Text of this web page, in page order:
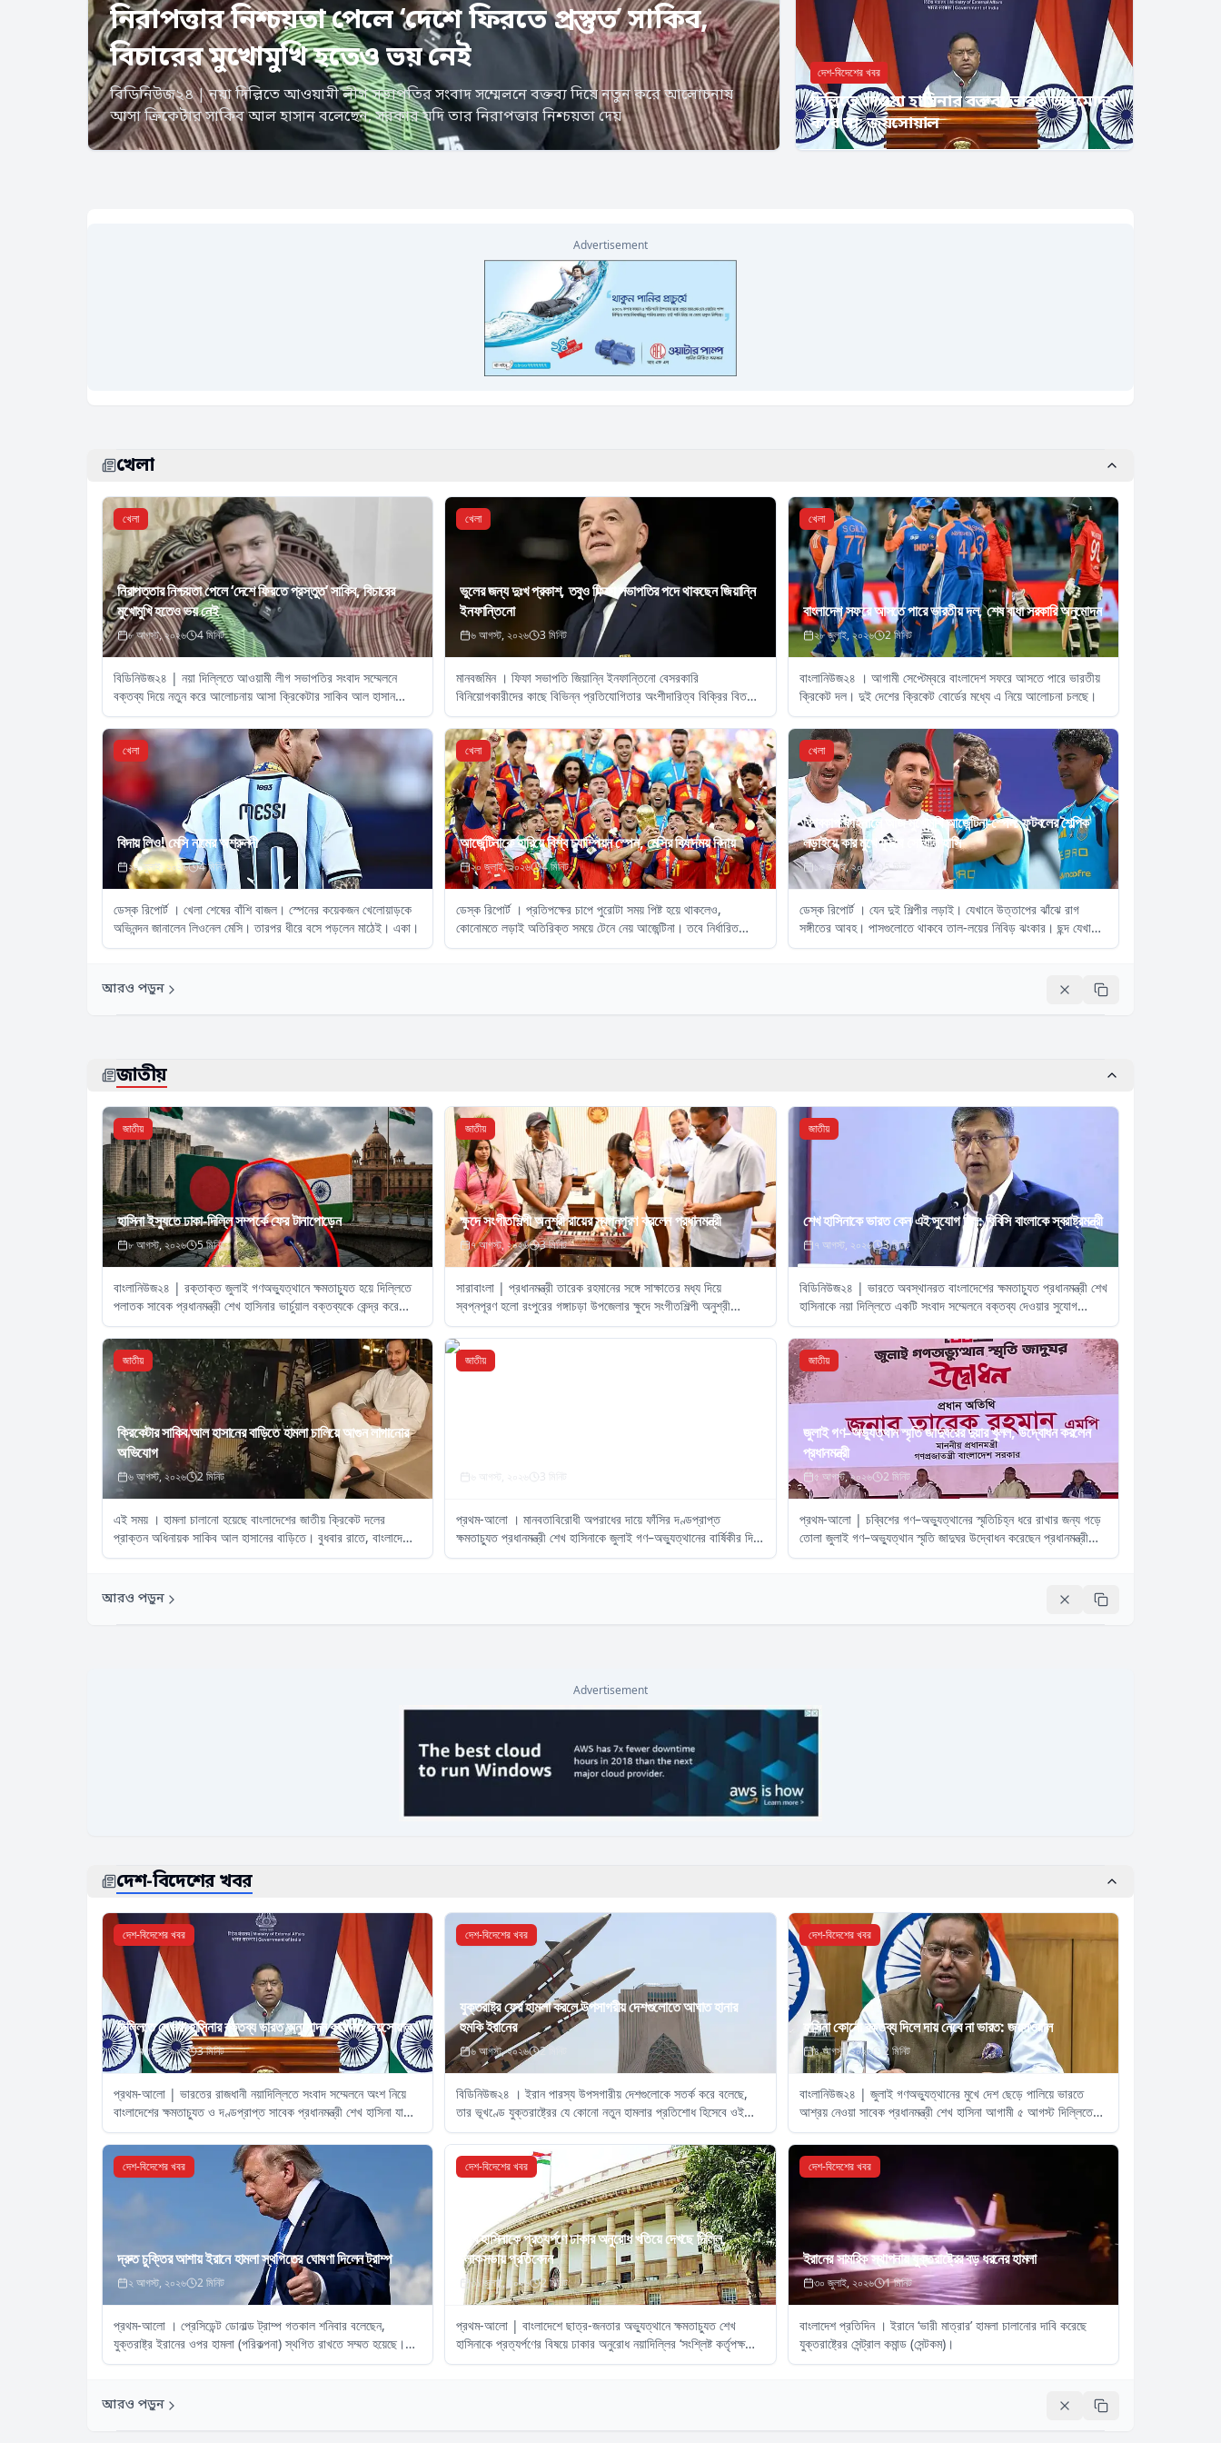
নিরাপত্তার নিশ্চয়তা পেলে ‘দেশে ফিরতে প্রস্তুত’ সাকিব,
বিচারের মুখোমুখি হতেও ভয় নেই
বিডিনিউজ২৪ | নয়া দিল্লিতে আওয়ামী লীগ সভাপতির সংবাদ সম্মেলনে বক্তব্য দিয়ে নতুন করে আলোচনায়
আসা ক্রিকেটার সাকিব আল হাসান বলেছেন, সরকার যদি তার নিরাপত্তার নিশ্চয়তা দেয়
দেশ-বিদেশের খবর
দিল্লিতে দেওয়া হাসিনার বক্তব্য ভারত অনুমোদন
করে না: জয়সোয়াল
Advertisement
খেলা
খেলা
নিরাপত্তার নিশ্চয়তা পেলে ‘দেশে ফিরতে প্রস্তুত’ সাকিব, বিচারের
মুখোমুখি হতেও ভয় নেই
৮ আগস্ট, ২০২৬ 4মিনিট
বিডিনিউজ২৪ | নয়া দিল্লিতে আওয়ামী লীগ সভাপতির সংবাদ সম্মেলনে
বক্তব্য দিয়ে নতুন করে আলোচনায় আসা ক্রিকেটার সাকিব আল হাসান
বলেছেন, সরকার যদি তার নিরাপত্তার নিশ্চয়তা দেয়
খেলা
ভুলের জন্য দুঃখ প্রকাশ, তবুও ফিফা সভাপতির পদে থাকছেন জিয়ান্নি
ইনফান্তিনো
৬ আগস্ট, ২০২৬ 3মিনিট
মানবজমিন । ফিফা সভাপতি জিয়ান্নি ইনফান্তিনো বেসরকারি
বিনিয়োগকারীদের কাছে বিভিন্ন প্রতিযোগিতার অংশীদারিত্ব বিক্রির বিতর্কিত
পরিকল্পনায় নিজের ‘ভুলের’ জন্য দুঃখ প্রকাশ করেছেন।
খেলা
বাংলাদেশ সফরে আসতে পারে ভারতীয় দল, শেষ বাধা সরকারি অনুমোদন
২৮ জুলাই, ২০২৬ 2মিনিট
বাংলানিউজ২৪ । আগামী সেপ্টেম্বরে বাংলাদেশ সফরে আসতে পারে ভারতীয়
ক্রিকেট দল। দুই দেশের ক্রিকেট বোর্ডের মধ্যে এ নিয়ে আলোচনা চলছে।
খেলা
বিদায় লিও! মেসি নামের অশ্রুনদী
২০ জুলাই, ২০২৬ 4মিনিট
ডেস্ক রিপোর্ট । খেলা শেষের বাঁশি বাজল। স্পেনের কয়েকজন খেলোয়াড়কে
অভিনন্দন জানালেন লিওনেল মেসি। তারপর ধীরে বসে পড়লেন মাঠেই। একা।
খেলা
আর্জেন্টিনাকে হারিয়ে বিশ্ব চ্যাম্পিয়ন স্পেন, মেসির বিষাদময় বিদায়
২০ জুলাই, ২০২৬ 4মিনিট
ডেস্ক রিপোর্ট । প্রতিপক্ষের চাপে পুরোটা সময় পিষ্ট হয়ে থাকলেও,
কোনোমতে লড়াই অতিরিক্ত সময়ে টেনে নেয় আজেন্টিনা। তবে নির্ধারিত
সময়ের শেষ মুহূর্তে ১০ জনের দলে পরিণত হওয়ায়, আরও কোণঠাসা হয়ে পড়ে
খেলা
বিশ্বকাপ ফাইনালে আজ মুখোমুখি আর্জেন্টিনা-স্পেন: ফুটবলের শৈল্পিক
লড়াইয়ে কার মুখে ফুটবে সোনালি হাসি
১৯ জুলাই, ২০২৬ 5মিনিট
ডেস্ক রিপোর্ট । যেন দুই শিল্পীর লড়াই। যেখানে উত্তাপের ঝাঁঝে রাগ
সঙ্গীতের আবহ। পাসগুলোতে থাকবে তাল-লয়ের নিবিড় ঝংকার। ছন্দ যেখানে
ফুটবে ফুটবলের সুর হয়ে।
আরও পড়ুন
জাতীয়
জাতীয়
হাসিনা ইস্যুতে ঢাকা-দিল্লি সম্পর্কে ফের টানাপোড়েন
৮ আগস্ট, ২০২৬ 5মিনিট
বাংলানিউজ২৪ | রক্তাক্ত জুলাই গণঅভ্যুত্থানে ক্ষমতাচ্যুত হয়ে দিল্লিতে
পলাতক সাবেক প্রধানমন্ত্রী শেখ হাসিনার ভার্চুয়াল বক্তব্যকে কেন্দ্র করে
বাংলাদেশ ও ভারতের সম্পর্কে নতুন করে কূটনৈতিক টানাপোড়েন শুরু
জাতীয়
ক্ষুদে সংগীতশিল্পী অনুশ্রী রায়ের স্বপ্নপূরণ করলেন প্রধানমন্ত্রী
৭ আগস্ট, ২০২৬ 3মিনিট
সারাবাংলা | প্রধানমন্ত্রী তারেক রহমানের সঙ্গে সাক্ষাতের মধ্য দিয়ে
স্বপ্নপূরণ হলো রংপুরের গঙ্গাচড়া উপজেলার ক্ষুদে সংগীতশিল্পী অনুশ্রী
রায়ের। বাবা-মাকে সঙ্গে নিয়ে বৃহস্পতিবার (৬ আগস্ট) সচিবালয়ে
জাতীয়
শেখ হাসিনাকে ভারত কেন এই সুযোগ দিল: বিবিসি বাংলাকে স্বরাষ্ট্রমন্ত্রী
৭ আগস্ট, ২০২৬ 3মিনিট
বিডিনিউজ২৪ | ভারতে অবস্থানরত বাংলাদেশের ক্ষমতাচ্যুত প্রধানমন্ত্রী শেখ
হাসিনাকে নয়া দিল্লিতে একটি সংবাদ সম্মেলনে বক্তব্য দেওয়ার সুযোগ
দেওয়ায় ভারত সরকারের ভূমিকা নিয়ে প্রশ্ন তুলেছেন
জাতীয়
ক্রিকেটার সাকিব আল হাসানের বাড়িতে হামলা চালিয়ে আগুন লাগানোর
অভিযোগ
৬ আগস্ট, ২০২৬ 2মিনিট
এই সময় । হামলা চালানো হয়েছে বাংলাদেশের জাতীয় ক্রিকেট দলের
প্রাক্তন অধিনায়ক সাকিব আল হাসানের বাড়িতে। বুধবার রাতে, বাংলাদেশের
মাগুরার কেশবমোড় এলাকায় তাঁর বাড়িতে পেট্রল বোমা ছোড়ার পাশাপাশি
জাতীয়
৬ আগস্ট, ২০২৬ 3
প্রথম-আলো । মানবতাবিরোধী অপরাধের দায়ে ফাঁসির দণ্ডপ্রাপ্ত
ক্ষমতাচ্যুত প্রধানমন্ত্রী শেখ হাসিনাকে জুলাই গণ–অভ্যুত্থানের বার্ষিকীর দিনে
দিল্লিতে সংবাদ সম্মেলনে বক্তব্য দেওয়ার সুযোগ করে দেওয়ায়
জাতীয়
জুলাই গণ–অভ্যুত্থান স্মৃতি জাদুঘরের দুয়ার খুলল, উদ্বোধন করলেন
প্রধানমন্ত্রী
৫ আগস্ট, ২০২৬ 2 মিনিট
প্রথম-আলো | চব্বিশের গণ–অভ্যুত্থানের স্মৃতিচিহ্ন ধরে রাখার জন্য গড়ে
তোলা জুলাই গণ–অভ্যুত্থান স্মৃতি জাদুঘর উদ্বোধন করেছেন প্রধানমন্ত্রী
তারেক রহমান।
আরও পড়ুন
Advertisement
দেশ-বিদেশের খবর
দেশ-বিদেশের খবর
দিল্লিতে দেওয়া হাসিনার বক্তব্য ভারত অনুমোদন করে না: জয়সোয়াল
৭ আগস্ট, ২০২৬ 3মিনিট
প্রথম-আলো | ভারতের রাজধানী নয়াদিল্লিতে সংবাদ সম্মেলনে অংশ নিয়ে
বাংলাদেশের ক্ষমতাচ্যুত ও দণ্ডপ্রাপ্ত সাবেক প্রধানমন্ত্রী শেখ হাসিনা যা
কিছু বলেছেন
দেশ-বিদেশের খবর
যুক্তরাষ্ট্র ফের হামলা করলে উপসাগরীয় দেশগুলোতে আঘাত হানার
হুমকি ইরানের
৬ আগস্ট, ২০২৬ 2মিনিট
বিডিনিউজ২৪ । ইরান পারস্য উপসগারীয় দেশগুলোকে সতর্ক করে বলেছে,
তার ভূখণ্ডে যুক্তরাষ্ট্রের যে কোনো নতুন হামলার প্রতিশোধ হিসেবে ওই
অঞ্চলের গুরুত্বপূর্ণ জ্বালানি অবকাঠামোগুলোতে আঘাত হানবে তারা।
দেশ-বিদেশের খবর
হাসিনা কোনো বক্তব্য দিলে দায় নেবে না ভারত: জয়সওয়াল
৪ আগস্ট, ২০২৬ 2মিনিট
বাংলানিউজ২৪ | জুলাই গণঅভ্যুত্থানের মুখে দেশ ছেড়ে পালিয়ে ভারতে
আশ্রয় নেওয়া সাবেক প্রধানমন্ত্রী শেখ হাসিনা আগামী ৫ আগস্ট দিল্লিতে
একটি অনুষ্ঠানে ভার্চুয়ালি বক্তব্য দেবেন
দেশ-বিদেশের খবর
দ্রুত চুক্তির আশায় ইরানে হামলা স্থগিতের ঘোষণা দিলেন ট্রাম্প
২ আগস্ট, ২০২৬ 2মিনিট
প্রথম-আলো । প্রেসিডেন্ট ডোনাল্ড ট্রাম্প গতকাল শনিবার বলেছেন,
যুক্তরাষ্ট্র ইরানের ওপর হামলা (পরিকল্পনা) স্থগিত রাখতে সম্মত হয়েছে।
অথচ আগের দিনই তিনি যেকোনো সময় ইরানের ওপর নতুন করে হামলা শুরুর
দেশ-বিদেশের খবর
শেখ হাসিনাকে প্রত্যর্পণে ঢাকার অনুরোধ খতিয়ে দেখছে দিল্লি,
লোকসভায় প্রতিবেদন
৩১ জুলাই, ২০২৬ 2মিনিট
প্রথম-আলো | বাংলাদেশে ছাত্র-জনতার অভ্যুত্থানে ক্ষমতাচ্যুত শেখ
হাসিনাকে প্রত্যর্পণের বিষয়ে ঢাকার অনুরোধ নয়াদিল্লির ‘সংশ্লিষ্ট কর্তৃপক্ষ
খতিয়ে দেখছে’।
দেশ-বিদেশের খবর
ইরানের সামরিক স্থাপনায় যুক্তরাষ্ট্রের বড় ধরনের হামলা
৩০ জুলাই, ২০২৬ 1মিনিট
বাংলাদেশ প্রতিদিন । ইরানে ‘ভারী মাত্রার’ হামলা চালানোর দাবি করেছে
যুক্তরাষ্ট্রের সেন্ট্রাল কমান্ড (সেন্টকম)।
আরও পড়ুন